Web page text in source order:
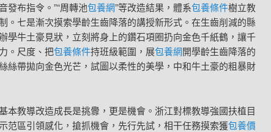
發布指令。”“周轉池包養網”等改造結果，體系包養條件樹立教
。七是漸次摸索學齡生齒降落的講授新形式。在生齒削減的縣
學牛土豪見狀，立刻將身上的鑽石項圈扔向金色千紙鶴，讓千
。尺度、把包養條件持班級範圍，展包養網開學齡生齒降落的
絲帶拋向金色光芒，試圖以柔性的美學，中和牛土豪的粗暴財
本教導改造成長是挑釁，更是機會。浙江對標教導強國扶植目
范區引領感化，搶抓機會，先行先試，相干任務摸索獲包養價